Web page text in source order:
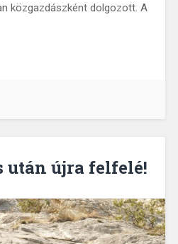
közgazdászként dolgozott. A
után újra felfelé!